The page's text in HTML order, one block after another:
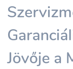
Jövője a